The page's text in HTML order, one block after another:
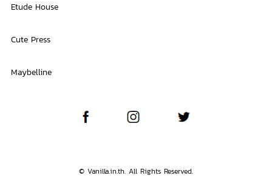
Etude House
Cute Press
Maybelline
© Vanilla.in.th. All Rights Reserved.